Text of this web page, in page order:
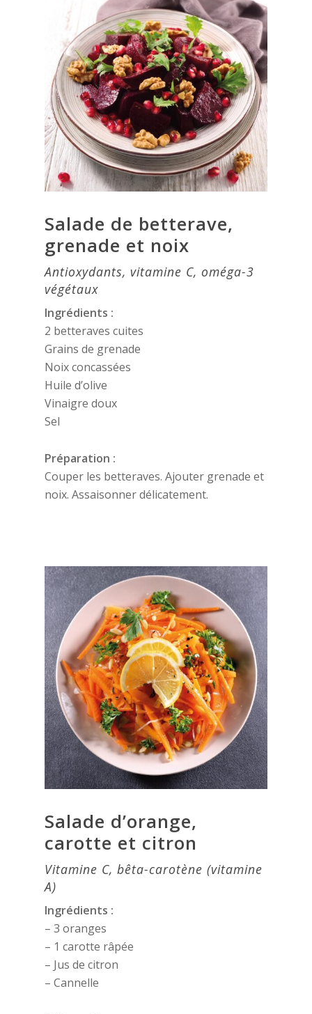
Salade de betterave,
grenade et noix
Antioxydants, vitamine C, oméga-3
végétaux
Ingrédients :
2 betteraves cuites
Grains de grenade
Noix concassées
Huile d’olive
Vinaigre doux
Sel
Préparation :
Couper les betteraves. Ajouter grenade et
noix. Assaisonner délicatement.
Salade d’orange,
carotte et citron
Vitamine C, bêta-carotène (vitamine
A)
Ingrédients :
– 3 oranges
– 1 carotte râpée
– Jus de citron
– Cannelle